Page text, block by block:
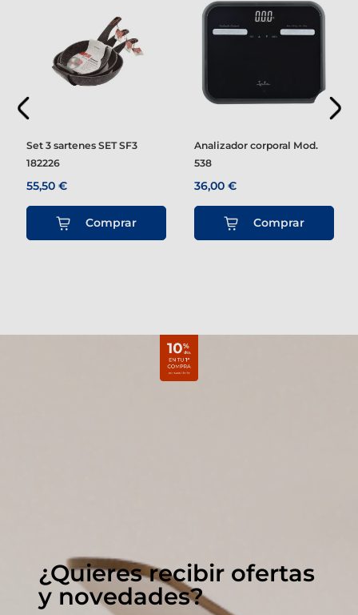
Set 3 sartenes SET SF3
182226
55,50 €
Comprar
Analizador corporal Mod.
538
36,00 €
Comprar
¿Quieres recibir ofertas
y novedades?